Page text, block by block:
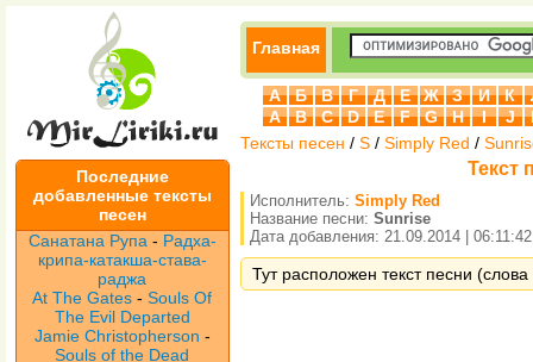
Последние
добавленные тексты
песен
Санатана Рупа - Радха-
крипа-катакша-става-
раджа
At The Gates -Souls Of
The Evil Departed
Jamie Christopherson -
Souls of the Dead
Главная
А Б В Г Д Е Ж З И К
A
B C D E F G H I J
Тексты песен / S / Simply Red /
Текст
Исполнитель: Simply Red
Название песни: Sunrise
Дата добавления: 21.09.2014 | 06:11:42
Тут расположен текст песни